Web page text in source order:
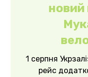
новий
1 серпня
рейс